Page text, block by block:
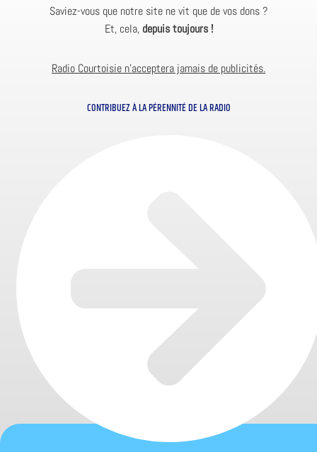
Saviez-vous que notre site ne vit que de vos dons ?
Et, cela, depuis toujours !
Radio Courtoisie n’acceptera jamais de publicités.
CONTRIBUEZ À LA PÉRENNITÉ DE LA RADIO